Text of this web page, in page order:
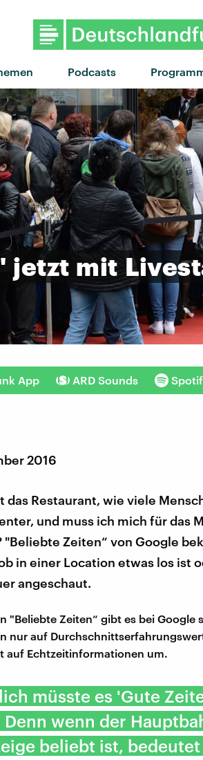
Podcasts
jetzt mit
App ARD Sounds
2016
das Restaurant, wie viele
und muss ich mich für das
"Beliebte Zeiten“ von Google
in einer Location etwas los ist
angeschaut.
"Beliebte Zeiten“ gibt es bei
nur auf
auf Echtzeitinformationen um.
müsste es 'Gute
Denn wenn der
beliebt ist,